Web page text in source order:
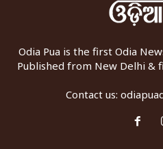
Odia Pua is the first Odia
Published from New Delhi &
Contact us: